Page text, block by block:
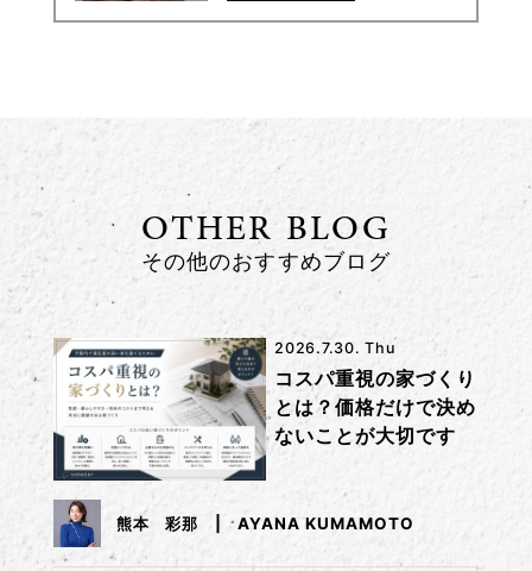
OTHER BLOG
その他のおすすめブログ
2026.7.30. Thu
コスパ重視の家づくり
とは？価格だけで決め
ないことが大切です
熊本 彩那 AYANA KUMAMOTO